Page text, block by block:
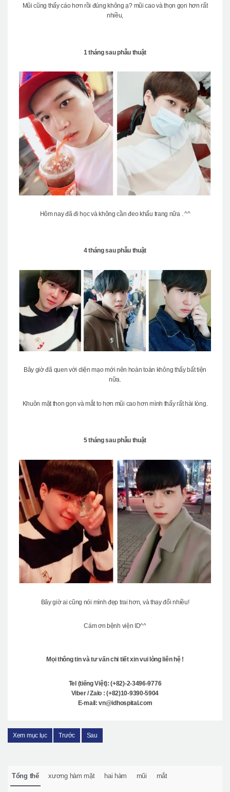
Mũi cũng thấy cáo hơn rồi đúng không ạ? mũi cao và thọn gọn hơn rất
nhiều,
1 tháng sau phẫu thuật
Hôm nay đã đi học và không cần đeo khẩu trang nữa . ^^
4 tháng sau phẫu thuật
Bây giờ đã quen với diện mạo mới nên hoàn toàn không thấy bất tiện
nữa.
Khuôn mặt thon gọn và mắt to hơn mũi cao hơn mình thấy rất hài lòng.
5 tháng sau phẫu thuật
Bây giờ ai cũng nói mình đẹp trai hơn, và thay đổi nhiều!
Cám ơn bệnh viện ID^^
Mọi thông tin và tư vấn chi tiết xin vui lòng liên hệ !
Tel (tiếng Việt): (+82)-2-3496-9776
Viber / Zalo : (+82)10-9390-5904
E-mail: vn@idhospital.com
Xem mục lục Trước Sau
Tổng thể xương hàm mặt hai hàm mũi mắt